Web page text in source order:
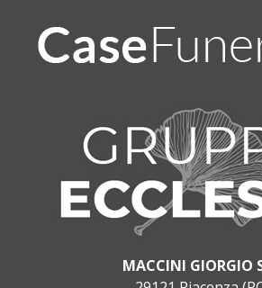
MACCINI GIORGIO